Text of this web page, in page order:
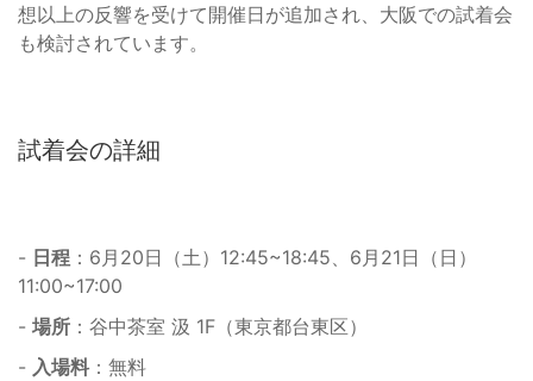
想以上の反響を受けて開催日が追加され、大阪での試着会
も検討されています。
試着会の詳細
- 日程 ：6月20日（土）12:45~18:45、6月21日（日）
11:00~17:00
- 場所 ：谷中茶室 汲 1F（東京都台東区）
- 入場料 ：無料